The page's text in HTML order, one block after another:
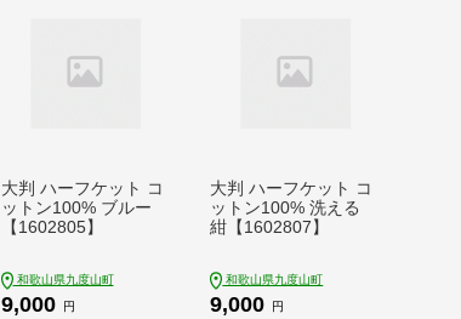
大判 ハーフケット コ
ットン100% ブルー
【1602805】
和歌山県九度山町
9,000 円
大判 ハーフケット コ
ットン100% 洗える
紺【1602807】
和歌山県九度山町
9,000 円